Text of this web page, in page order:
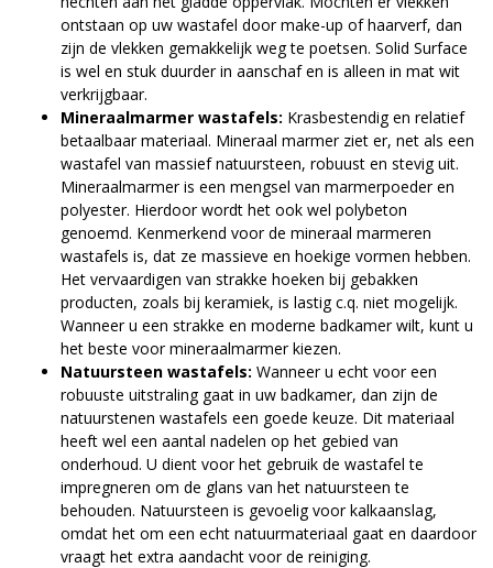
ontstaan op uw wastafel door make-up of haarverf, dan
zijn de vlekken gemakkelijk weg te poetsen. Solid Surface
is wel en stuk duurder in aanschaf en is alleen in mat wit
verkrijgbaar.
Mineraalmarmer wastafels: Krasbestendig en relatief
betaalbaar materiaal. Mineraal marmer ziet er, net als een
wastafel van massief natuursteen, robuust en stevig uit.
Mineraalmarmer is een mengsel van marmerpoeder en
polyester. Hierdoor wordt het ook wel polybeton
genoemd. Kenmerkend voor de mineraal marmeren
wastafels is, dat ze massieve en hoekige vormen hebben.
Het vervaardigen van strakke hoeken bij gebakken
producten, zoals bij keramiek, is lastig c.q. niet mogelijk.
Wanneer u een strakke en moderne badkamer wilt, kunt u
het beste voor mineraalmarmer kiezen.
Natuursteen wastafels: Wanneer u echt voor een
robuuste uitstraling gaat in uw badkamer, dan zijn de
natuurstenen wastafels een goede keuze. Dit materiaal
heeft wel een aantal nadelen op het gebied van
onderhoud. U dient voor het gebruik de wastafel te
impregneren om de glans van het natuursteen te
behouden. Natuursteen is gevoelig voor kalkaanslag,
omdat het om een echt natuurmateriaal gaat en daardoor
vraagt het extra aandacht voor de reiniging.